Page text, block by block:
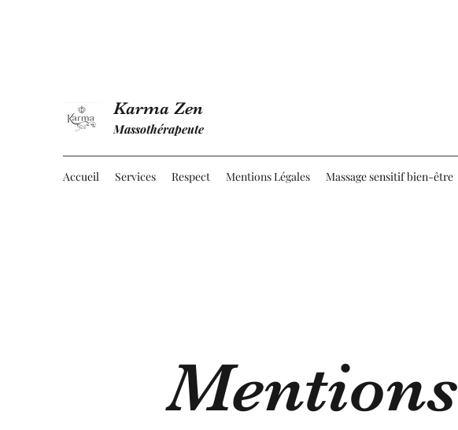
Karma Zen
Massothérapeute
Accueil Services Respect Mentions Légales Massage sensitif bien-être
Mentions